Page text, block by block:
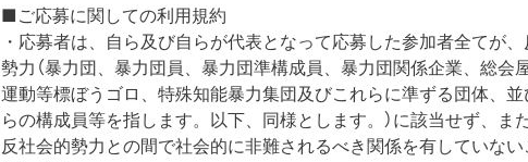
■ご応募に関しての利用規約
・応募者は、自ら及び自らが代表となって応募した参加者全てが
勢力（暴力団、暴力団員、暴力団準構成員、暴力団関係企業、総会
運動等標ぼうゴロ、特殊知能暴力集団及びこれらに準ずる団体、
らの構成員等を指します。以下、同様とします。）に該当せず、ま
反社会的勢力との間で社会的に非難されるべき関係を有していな